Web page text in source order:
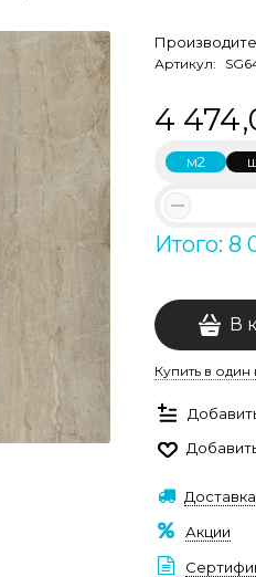
Артикул:
4
м2
Итого: 8
В
Купить в один
Акции